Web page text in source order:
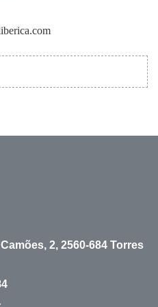
2, 2560-684 Torres